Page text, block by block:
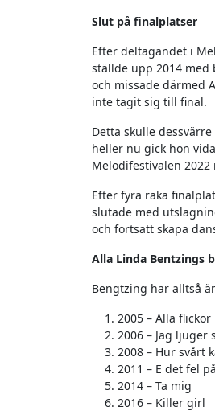
Slut på finalplatser
Efter deltagandet i
ställde upp 2014 med
och missade därmed
inte tagit sig till final.
Detta skulle
heller nu gick hon
Melodifestivalen
Efter fyra raka
slutade med
och fortsatt skapa
Alla Linda Bentzings
Bengtzing har alltså
2005 – Alla flickor
2006 – Jag ljuger
2008 – Hur svårt
2011 – E det fel
2014 – Ta mig
2016 – Killer girl